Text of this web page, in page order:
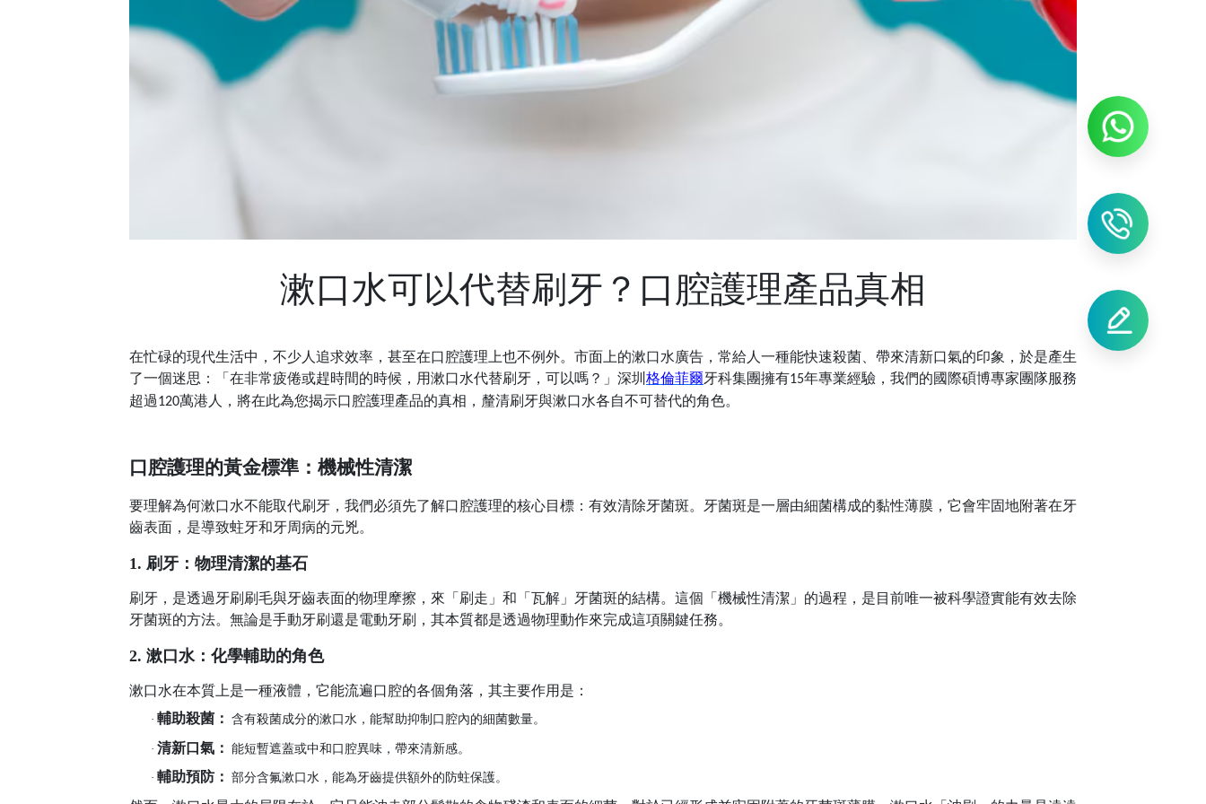
漱口水可以代替刷牙？口腔護理產品真相
在忙碌的現代生活中，不少人追求效率，甚至在口腔護理上也不例外。市面上的漱口水廣告，常給人一種能快速殺菌、帶來清新口氣的印象，於是產生
了一個迷思：「在非常疲倦或趕時間的時候，用漱口水代替刷牙，可以嗎？」深圳 格倫菲爾牙科集團擁有15年專業經驗，我們的國際碩博專家團隊服務
超過120萬港人，將在此為您揭示口腔護理產品的真相，釐清刷牙與漱口水各自不可替代的角色。
口腔護理的黃金標準：機械性清潔
要理解為何漱口水不能取代刷牙，我們必須先了解口腔護理的核心目標：有效清除牙菌斑。牙菌斑是一層由細菌構成的黏性薄膜，它會牢固地附著在牙
齒表面，是導致蛀牙和牙周病的元兇。
1. 刷牙：物理清潔的基石
刷牙，是透過牙刷刷毛與牙齒表面的物理摩擦，來「刷走」和「瓦解」牙菌斑的結構。這個「機械性清潔」的過程，是目前唯一被科學證實能有效去除
牙菌斑的方法。無論是手動牙刷還是電動牙刷，其本質都是透過物理動作來完成這項關鍵任務。
2. 漱口水：化學輔助的角色
漱口水在本質上是一種液體，它能流遍口腔的各個角落，其主要作用是：
· 輔助殺菌： 含有殺菌成分的漱口水，能幫助抑制口腔內的細菌數量。
· 清新口氣： 能短暫遮蓋或中和口腔異味，帶來清新感。
· 輔助預防： 部分含氟漱口水，能為牙齒提供額外的防蛀保護。